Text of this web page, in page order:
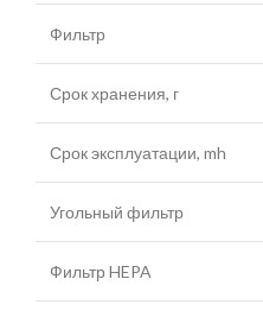
Фильтр
Срок хранения, г
Срок эксплуатации, mh
Угольный фильтр
Фильтр HEPA